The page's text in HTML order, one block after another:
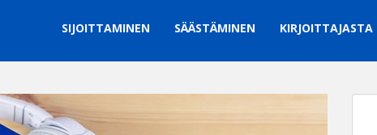
SIJOITTAMINEN SÄÄSTÄMINEN KIRJOITTAJASTA